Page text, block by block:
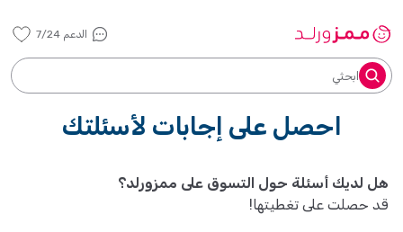
الدعم 7/24
ابحثي
احصل على إجابات لأسئلتك
هل لديك أسئلة حول التسوق على ممزورلد؟
قد حصلت على تغطيتها!